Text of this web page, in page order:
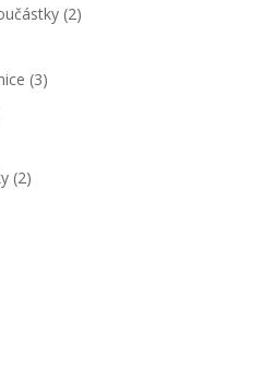
22
33
22